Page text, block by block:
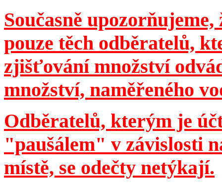
Současně
pouze těch odběratelů,
zjišťování množství
množství, naměřeného
Odběratelů, kterým je
"paušálem" v závislosti
místě, se odečty netýkají.